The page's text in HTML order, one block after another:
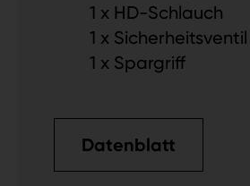
1 x HD-Schlauch
1 x Sicherheitsventil
1 x Spargriff
Datenblatt